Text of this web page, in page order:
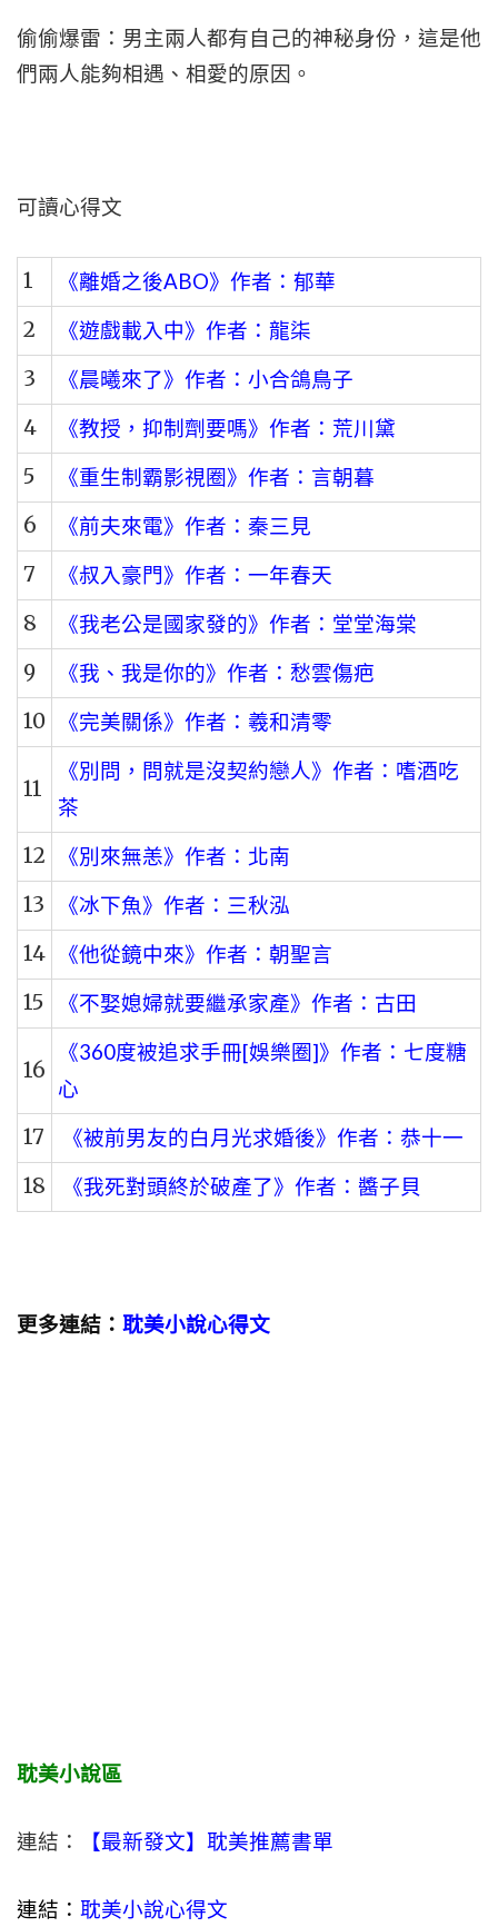
偷偷爆雷：男主兩人都有自己的神秘身份，這是他
們兩人能夠相遇、相愛的原因。
可讀心得文
1 《離婚之後ABO》作者：郁華
2 《遊戲載入中》作者：龍柒
3 《晨曦來了》作者：小合鴿鳥子
4 《教授，抑制劑要嗎》作者：荒川黛
5 《重生制霸影視圈》作者：言朝暮
6 《前夫來電》作者：秦三見
7 《叔入豪門》作者：一年春天
8 《我老公是國家發的》作者：堂堂海棠
9 《我、我是你的》作者：愁雲傷疤
10 《完美關係》作者：羲和清零
11
《別問，問就是沒契約戀人》作者：嗜酒吃
茶
12 《別來無恙》作者：北南
13 《冰下魚》作者：三秋泓
14 《他從鏡中來》作者：朝聖言
15 《不娶媳婦就要繼承家產》作者：古田
16
《360度被追求手冊[娛樂圈]》作者：七度糖
心
17 《被前男友的白月光求婚後》作者：恭十一
18 《我死對頭終於破產了》作者：醬子貝
更多連結： 耽美小說心得文
耽美小說區
連結： 【最新發文】耽美推薦書單
連結： 耽美小說心得文